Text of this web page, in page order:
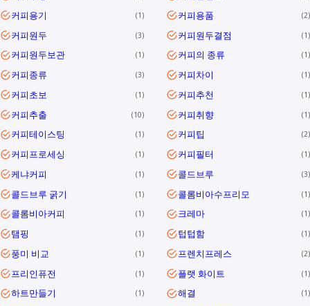
커피용기 1 커피용품 2
커피원두 3 커피원두결점 1
커피원두보관 1 커피의 종류 1
커피종류 3 커피차이 1
커피초보 1 커피추천 1
커피추출 10 커피취향 1
커피테이스팅 1 커피팁 2
커피프로세싱 1 커피필터 1
케냐커피 1 콜드브루 3
콜드브루 굵기 1 콜롬비아수프리모 1
콜롬비아커피 1 크레마 1
탬핑 1 텁텁함 1
풍미 비교 1 프렌치프레스 2
프리인퓨전 1 플랫 화이트 1
하트만들기 1 해결 1